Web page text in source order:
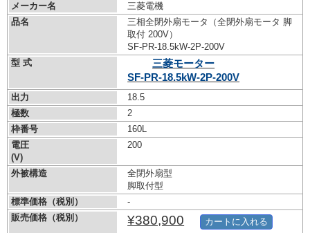
メーカー名
三菱電機
品名
三相全閉外扇モータ（全閉外扇モータ 脚
取付 200V）
SF-PR-18.5kW-2P-200V
型 式
三菱モーター
SF-PR-18.5kW-2P-200V
出力
18.5
極数
2
枠番号
160L
電圧
(V)
200
外被構造
全閉外扇型
脚取付型
標準価格（税別）
-
販売価格（税別）
¥380,900 カートに入れる